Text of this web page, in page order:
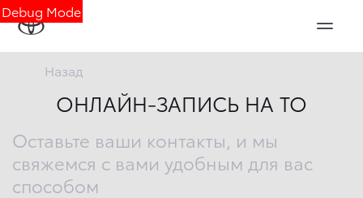
Debug Mode
Назад
ОНЛАЙН-ЗАПИСЬ НА ТО
Оставьте ваши контакты, и мы
свяжемся с вами удобным для вас
способом